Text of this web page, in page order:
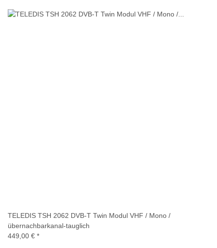
TELEDIS TSH 2062 DVB-T Twin Modul VHF / Mono /
übernachbarkanal-tauglich
449,00 € *